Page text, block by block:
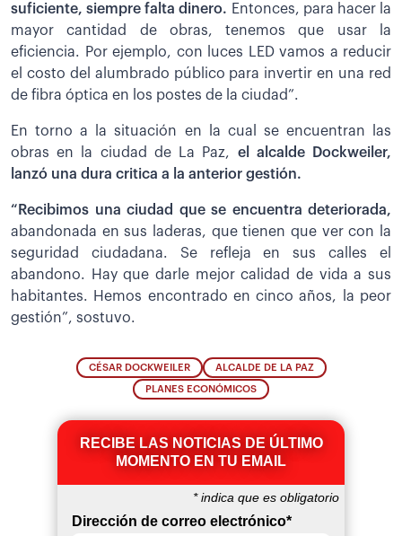
suficiente, siempre falta dinero. Entonces, para hacer la
mayor cantidad de obras, tenemos que usar la
eficiencia. Por ejemplo, con luces LED vamos a reducir
el costo del alumbrado público para invertir en una red
de fibra óptica en los postes de la ciudad”.
En torno a la situación en la cual se encuentran las
obras en la ciudad de La Paz, el alcalde Dockweiler,
lanzó una dura critica a la anterior gestión.
“Recibimos una ciudad que se encuentra deteriorada,
abandonada en sus laderas, que tienen que ver con la
seguridad ciudadana. Se refleja en sus calles el
abandono. Hay que darle mejor calidad de vida a sus
habitantes. Hemos encontrado en cinco años, la peor
gestión”, sostuvo.
CÉSAR DOCKWEILER ALCALDE DE LA PAZ
PLANES ECONÓMICOS
RECIBE LAS NOTICIAS DE ÚLTIMO
MOMENTO EN TU EMAIL
*indica que es obligatorio
Dirección de correo electrónico*